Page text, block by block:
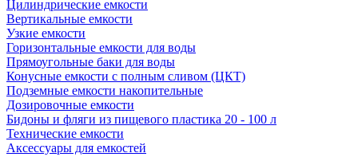
Цилиндрические емкости
Вертикальные емкости
Узкие емкости
Горизонтальные емкости для воды
Прямоугольные баки для воды
Конусные емкости с полным сливом (ЦКТ)
Подземные емкости накопительные
Дозировочные емкости
Бидоны и фляги из пищевого пластика 20 - 100 л
Технические емкости
Аксессуары для емкостей